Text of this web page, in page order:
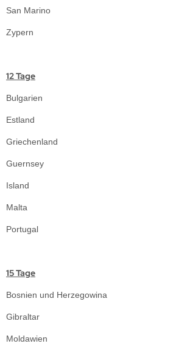
San Marino
Zypern
12 Tage
Bulgarien
Estland
Griechenland
Guernsey
Island
Malta
Portugal
15 Tage
Bosnien und Herzegowina
Gibraltar
Moldawien